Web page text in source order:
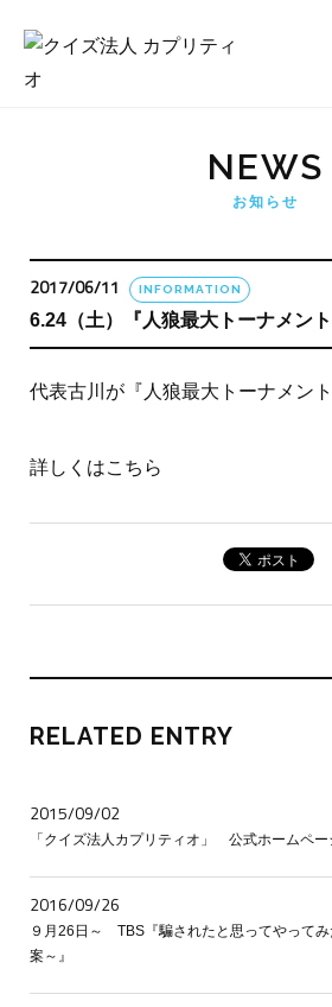
NEWS
お知らせ
2017/06/11 INFORMATION
6.24（土）『人狼最大トーナメン
代表古川が『人狼最大トーナメン
詳しくはこちら
RELATED ENTRY
2015/09/02
「クイズ法人カプリティオ」 公式ホームペー
2016/09/26
９月26日～ TBS『騙されたと思ってやってみ
案～』